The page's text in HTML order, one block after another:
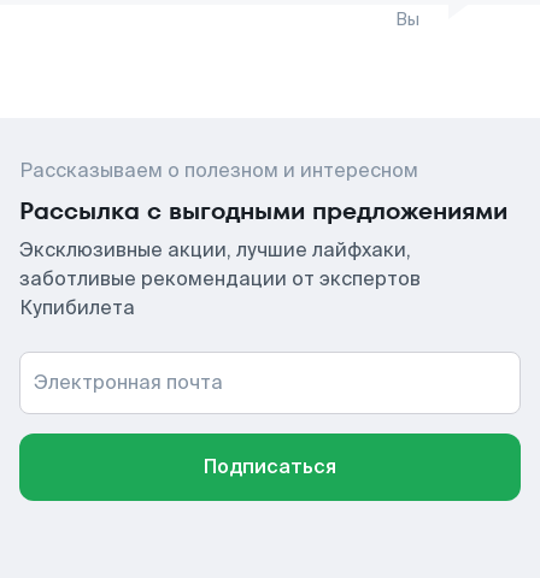
Вы
Рассказываем о полезном и интересном
Рассылка с выгодными предложениями
Эксклюзивные акции, лучшие лайфхаки,
заботливые рекомендации от экспертов
Купибилета
Электронная почта
Подписаться